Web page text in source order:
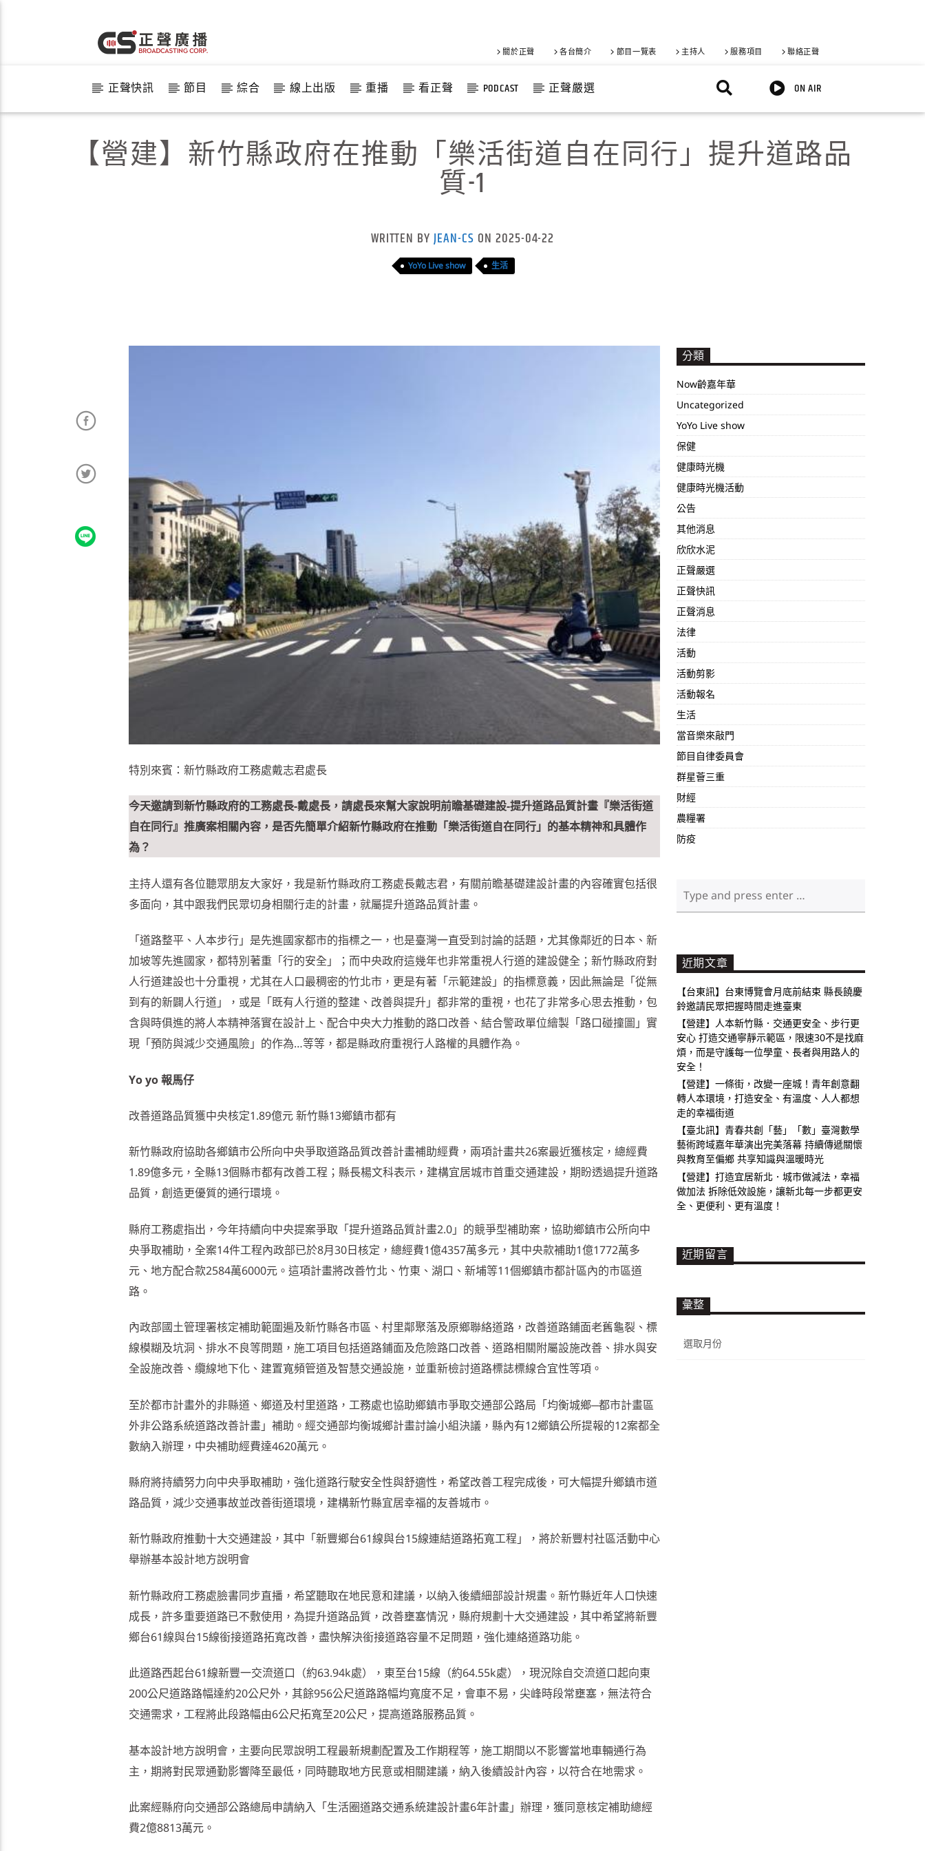
關於正聲 各台簡介 節目一覽表 主持人 服務項目 聯絡正聲
正聲快訊 節目 綜合 線上出版 重播 看正聲 PODCAST 正聲嚴選 ON AIR
【營建】新竹縣政府在推動「樂活街道自在同行」提升道路品
質-1
WRITTEN BYJEAN-CS ON 2025-04-22
YoYo Live show 生活
特別來賓：新竹縣政府工務處戴志君處長
今天邀請到新竹縣政府的工務處長-戴處長，請處長來幫大家說明前瞻基礎建設-提升道路品質計畫『樂活街道
自在同行』推廣案相關內容，是否先簡單介紹新竹縣政府在推動「樂活街道自在同行」的基本精神和具體作
為？
主持人還有各位聽眾朋友大家好，我是新竹縣政府工務處長戴志君，有關前瞻基礎建設計畫的內容確實包括很
多面向，其中跟我們民眾切身相關行走的計畫，就屬提升道路品質計畫。
「道路整平、人本步行」是先進國家都市的指標之一，也是臺灣一直受到討論的話題，尤其像鄰近的日本、新
加坡等先進國家，都特別著重「行的安全」；而中央政府這幾年也非常重視人行道的建設健全；新竹縣政府對
人行道建設也十分重視，尤其在人口最稠密的竹北市，更是有著「示範建設」的指標意義，因此無論是「從無
到有的新闢人行道」，或是「既有人行道的整建、改善與提升」都非常的重視，也花了非常多心思去推動，包
含與時俱進的將人本精神落實在設計上、配合中央大力推動的路口改善、結合警政單位繪製「路口碰撞圖」實
現「預防與減少交通風險」的作為…等等，都是縣政府重視行人路權的具體作為。
Yo yo 報馬仔
改善道路品質獲中央核定1.89億元 新竹縣13鄉鎮市都有
新竹縣政府協助各鄉鎮市公所向中央爭取道路品質改善計畫補助經費，兩項計畫共26案最近獲核定，總經費
1.89億多元，全縣13個縣市都有改善工程；縣長楊文科表示，建構宜居城市首重交通建設，期盼透過提升道路
品質，創造更優質的通行環境。
縣府工務處指出，今年持續向中央提案爭取「提升道路品質計畫2.0」的競爭型補助案，協助鄉鎮市公所向中
央爭取補助，全案14件工程內政部已於8月30日核定，總經費1億4357萬多元，其中央款補助1億1772萬多
元、地方配合款2584萬6000元。這項計畫將改善竹北、竹東、湖口、新埔等11個鄉鎮市都計區內的市區道
路。
內政部國土管理署核定補助範圍遍及新竹縣各市區、村里鄰聚落及原鄉聯絡道路，改善道路鋪面老舊龜裂、標
線模糊及坑洞、排水不良等問題，施工項目包括道路鋪面及危險路口改善、道路相關附屬設施改善、排水與安
全設施改善、纜線地下化、建置寬頻管道及智慧交通設施，並重新檢討道路標誌標線合宜性等項。
至於都市計畫外的非縣道、鄉道及村里道路，工務處也協助鄉鎮市爭取交通部公路局「均衡城鄉─都市計畫區
外非公路系統道路改善計畫」補助。經交通部均衡城鄉計畫討論小組決議，縣內有12鄉鎮公所提報的12案都全
數納入辦理，中央補助經費達4620萬元。
縣府將持續努力向中央爭取補助，強化道路行駛安全性與舒適性，希望改善工程完成後，可大幅提升鄉鎮市道
路品質，減少交通事故並改善街道環境，建構新竹縣宜居幸福的友善城市。
新竹縣政府推動十大交通建設，其中「新豐鄉台61線與台15線連結道路拓寬工程」，將於新豐村社區活動中心
舉辦基本設計地方說明會
新竹縣政府工務處臉書同步直播，希望聽取在地民意和建議，以納入後續細部設計規畫。新竹縣近年人口快速
成長，許多重要道路已不敷使用，為提升道路品質，改善壅塞情況，縣府規劃十大交通建設，其中希望將新豐
鄉台61線與台15線銜接道路拓寬改善，盡快解決銜接道路容量不足問題，強化連絡道路功能。
此道路西起台61線新豐一交流道口（約63.94k處），東至台15線（約64.55k處），現況除自交流道口起向東
200公尺道路路幅達約20公尺外，其餘956公尺道路路幅均寬度不足，會車不易，尖峰時段常壅塞，無法符合
交通需求，工程將此段路幅由6公尺拓寬至20公尺，提高道路服務品質。
基本設計地方說明會，主要向民眾說明工程最新規劃配置及工作期程等，施工期間以不影響當地車輛通行為
主，期將對民眾通勤影響降至最低，同時聽取地方民意或相關建議，納入後續設計內容，以符合在地需求。
此案經縣府向交通部公路總局申請納入「生活圈道路交通系統建設計畫6年計畫」辦理，獲同意核定補助總經
費2億8813萬元。
分類
Now齡嘉年華
Uncategorized
YoYo Live show
保健
健康時光機
健康時光機活動
公告
其他消息
欣欣水泥
正聲嚴選
正聲快訊
正聲消息
法律
活動
活動剪影
活動報名
生活
當音樂來敲門
節目自律委員會
群星薈三重
財經
農糧署
防疫
近期文章
【台東訊】台東博覽會月底前結束 縣長饒慶
鈴邀請民眾把握時間走進臺東
【營建】人本新竹縣．交通更安全、步行更
安心 打造交通寧靜示範區，限速30不是找麻
煩，而是守護每一位學童、長者與用路人的
安全！
【營建】一條街，改變一座城！青年創意翻
轉人本環境，打造安全、有溫度、人人都想
走的幸福街道
【臺北訊】青春共創「藝」「數」臺灣數學
藝術跨域嘉年華演出完美落幕 持續傳遞關懷
與教育至偏鄉 共享知識與溫暖時光
【營建】打造宜居新北．城市做減法，幸福
做加法 拆除低效設施，讓新北每一步都更安
全、更便利、更有溫度！
近期留言
彙整
整